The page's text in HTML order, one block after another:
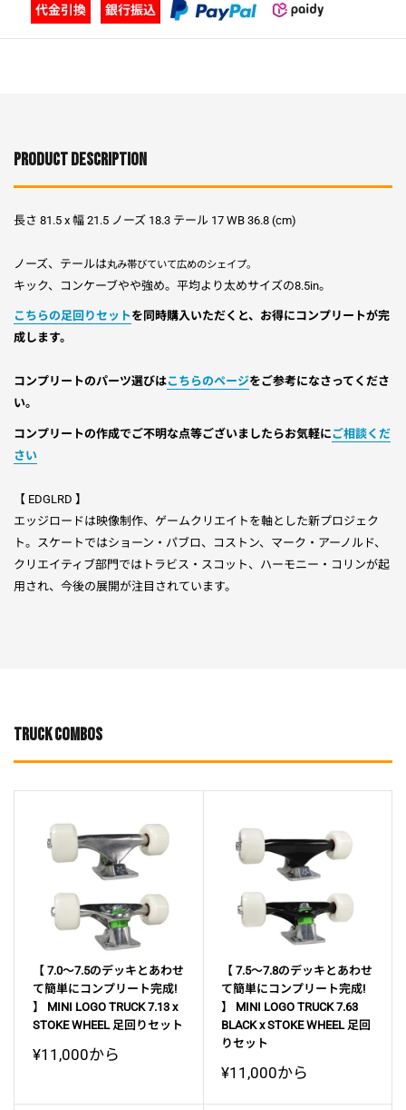
PRODUCT DESCRIPTION
長さ 81.5 x 幅 21.5 ノーズ 18.3 テール 17 WB 36.8 (cm)
ノーズ、テールは丸み帯びていて広めのシェイプ。
キック、コンケーブやや強め。平均より太めサイズの8.5in。
こちらの足回りセットを同時購入いただくと、お得にコンプリートが完
成します。
コンプリートのパーツ選びはこちらのページをご参考になさってくださ
い。
コンプリートの作成でご不明な点等ございましたらお気軽にご相談くだ
さい
【 EDGLRD 】
エッジロードは映像制作、ゲームクリエイトを軸とした新プロジェク
ト。スケートではショーン・パブロ、コストン、マーク・アーノルド、
クリエイティブ部門ではトラビス・スコット、ハーモニー・コリンが起
用され、今後の展開が注目されています。
TRUCK COMBOS
【 7.0～7.5のデッキとあわせ
て簡単にコンプリート完成!
】 MINI LOGO TRUCK 7.13 x
STOKE WHEEL 足回りセット
販
格
¥11,000から
【 7.5～7.8のデッキとあわせ
て簡単にコンプリート完成!
】 MINI LOGO TRUCK 7.63
BLACK x STOKE WHEEL 足回
りセット
販
価
¥11,000から